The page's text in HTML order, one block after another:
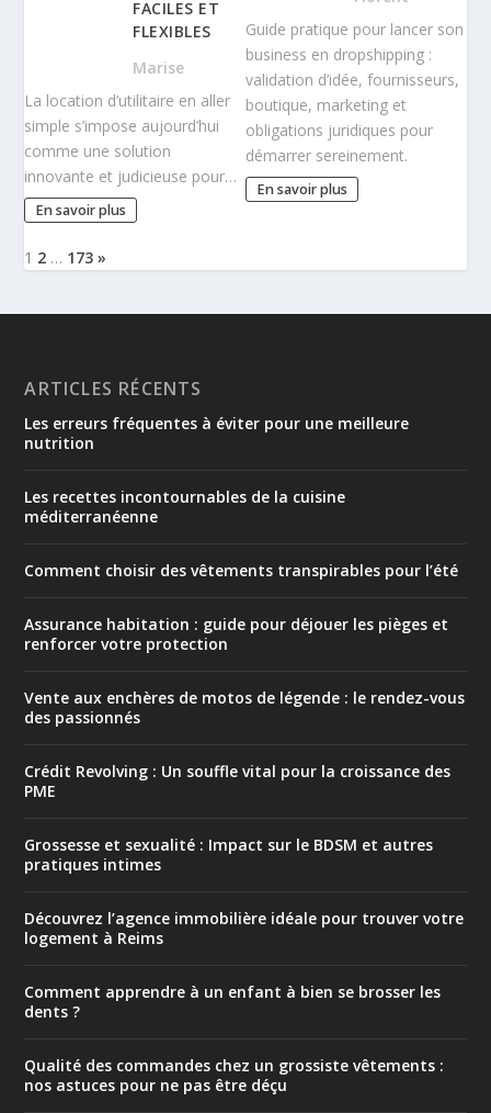
FACILES ET
FLEXIBLES
Marise
La location d’utilitaire en aller
simple s’impose aujourd’hui
comme une solution
innovante et judicieuse pour…
En savoir plus
Guide pratique pour lancer son
business en dropshipping :
validation d’idée, fournisseurs,
boutique, marketing et
obligations juridiques pour
démarrer sereinement.
En savoir plus
1 2 … 173 »
ARTICLES RÉCENTS
Les erreurs fréquentes à éviter pour une meilleure
nutrition
Les recettes incontournables de la cuisine
méditerranéenne
Comment choisir des vêtements transpirables pour l’été
Assurance habitation : guide pour déjouer les pièges et
renforcer votre protection
Vente aux enchères de motos de légende : le rendez-vous
des passionnés
Crédit Revolving : Un souffle vital pour la croissance des
PME
Grossesse et sexualité : Impact sur le BDSM et autres
pratiques intimes
Découvrez l’agence immobilière idéale pour trouver votre
logement à Reims
Comment apprendre à un enfant à bien se brosser les
dents ?
Qualité des commandes chez un grossiste vêtements :
nos astuces pour ne pas être déçu